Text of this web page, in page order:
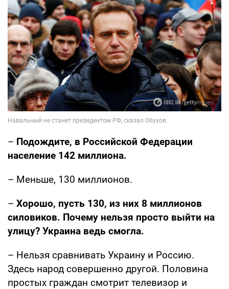
– Подождите, в Российской Федерации
население 142 миллиона.
– Меньше, 130 миллионов.
– Хорошо, пусть 130, из них 8 миллионов
силовиков. Почему нельзя просто выйти на
улицу? Украина ведь смогла.
– Нельзя сравнивать Украину и Россию.
Здесь народ совершенно другой. Половина
простых граждан смотрит телевизор и